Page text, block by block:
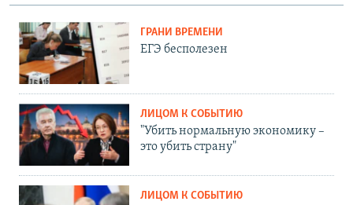
ГРАНИ ВРЕМЕНИ
ЕГЭ бесполезен
ЛИЦОМ К СОБЫТИЮ
"Убить нормальную экономику –
это убить страну"
ЛИЦОМ К СОБЫТИЮ